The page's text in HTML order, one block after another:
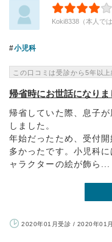
Koki8338（本人で
小児科
この口コミは受診から5年以上
帰省時にお世話になりま
帰省していた際、息子
しました。
年始だったため、受付
多かったです。小児科
ャラクターの絵が飾ら...
2020年01月受診 / 2020年01